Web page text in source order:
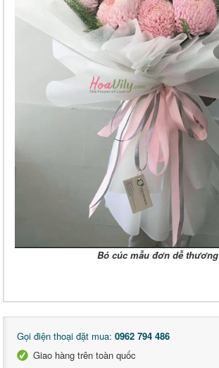
Bó cúc mẫu đơn dễ thương
Gọi điện thoại đặt mua: 0962 794 486
Giao hàng trên toàn quốc